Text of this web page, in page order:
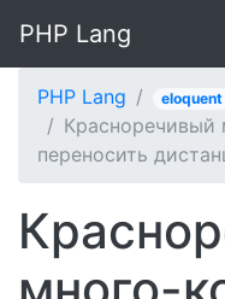
PHP Lang
PHP Lang eloquent
Красноречивый
переносить